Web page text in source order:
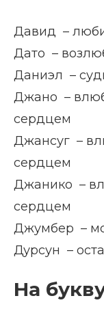
Давид –
Дато –
Даниэл –
Джано –
сердцем
Джансуг –
сердцем
Джанико –
сердцем
Джумбер –
Дурсун –
На